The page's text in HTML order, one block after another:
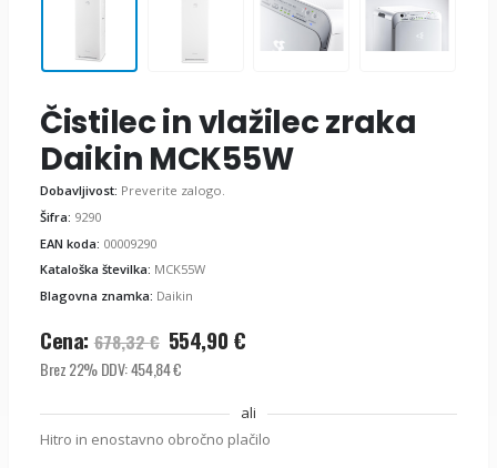
Čistilec in vlažilec zraka
Daikin MCK55W
Dobavljivost: Preverite zalogo.
Šifra: 9290
EAN koda: 00009290
Kataloška številka: MCK55W
Blagovna znamka: Daikin
Cena: 678,32€ Izvirna
cena
je
678,32€.
554,90 €Trenutna
554,90
Brez 22% DDV:454,84€
ali
Hitro in enostavno obročno plačilo